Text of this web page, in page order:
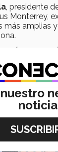
, presidente
Monterrey,
más amplias
un
opinó